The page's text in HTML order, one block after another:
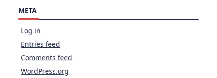
META
Log in
Entries feed
Comments feed
WordPress.org